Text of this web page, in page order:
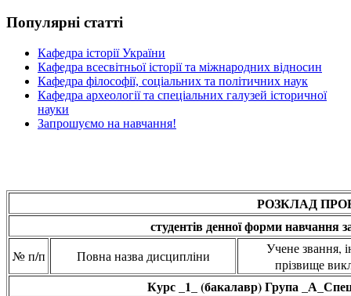
Популярні статті
Кафедра історії України
Кафедра всесвітньої історії та міжнародних відносин
Кафедра філософії, соціальних та політичних наук
Кафедра археології та спеціальних галузей історичної
науки
Запрошуємо на навчання!
РОЗКЛАД
студентів денної форми навчання
№ п/п Повна назва дисципліни
Учене звання,
прізвище
Курс _1_ (бакалавр) Група